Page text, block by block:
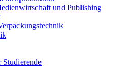
und Publishing
Studierende